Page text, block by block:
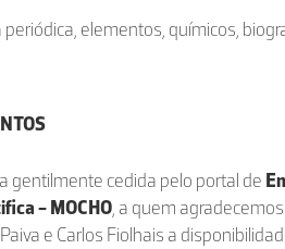
periódica, elementos, químicos,
gentilmente cedida pelo portal de
- MOCHO, a quem
e Carlos Fiolhais a